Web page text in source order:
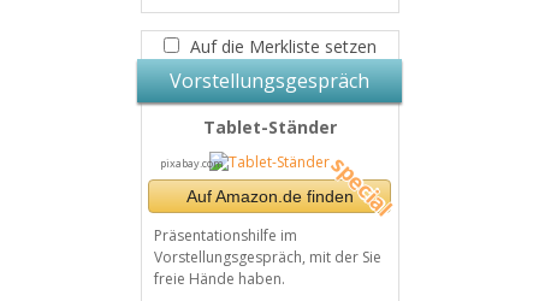
Auf die Merkliste setzen
Vorstellungsgespräch
Tablet-Ständer
pixabay.com
Auf Amazon.de finden
Präsentationshilfe im
Vorstellungsgespräch, mit der Sie
freie Hände haben.